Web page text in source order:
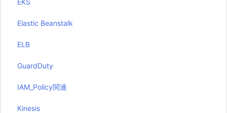
Elastic Beanstalk
ELB
GuardDuty
IAM_Policy関連
Kinesis